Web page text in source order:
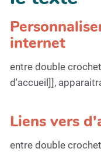
internet
entre double
d'accueil]],
Liens vers
entre double